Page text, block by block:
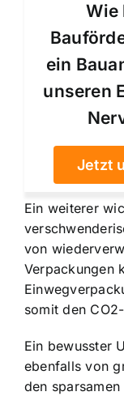
Wie
ein
unseren
Jetzt
Ein weiterer
von
Verpackungen
somit den
Ein bewusster
ebenfalls von
den